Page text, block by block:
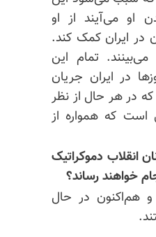
او می‌آیند از او
در ایران کمک کند.
تمام این
در ایران جریان
که در هر حال از نظر
است که همواره از
انقلاب دموکراتیک
خواهند رساند؟
هم‌اکنون در حال